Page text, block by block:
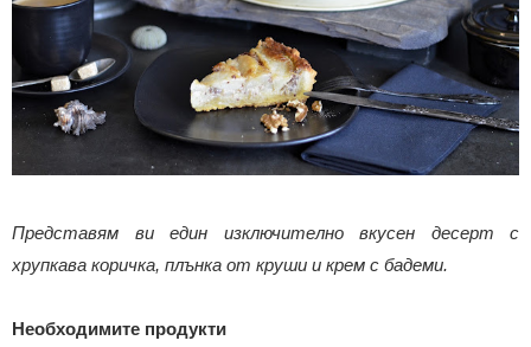
Представям ви един изключително вкусен десерт с
хрупкава коричка, плънка от круши и крем с бадеми.
Необходимите продукти